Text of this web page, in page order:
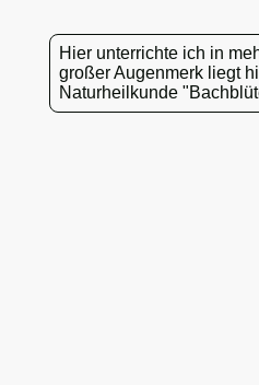
Hier unterrichte ich in
großer Augenmerk liegt
Naturheilkunde